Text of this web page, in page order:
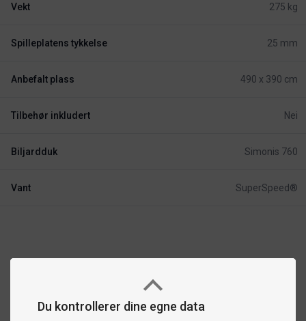
Du kontrollerer dine egne data
Vekt 275 kg
Spilleplatens tykkelse 25 mm
Anbefalt plass 490 x 390 cm
Tilbehør inkludert Nei
Biljardduk Simonis 760
Vant SuperSpeed®